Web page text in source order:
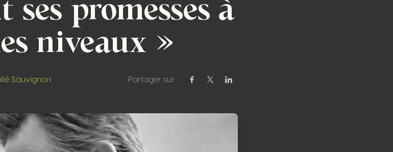
promesses à
niveaux »
Sauvignon Partager sur
Partager sur Facebook
Partager sur Twitter / X
Partager sur Linkedin